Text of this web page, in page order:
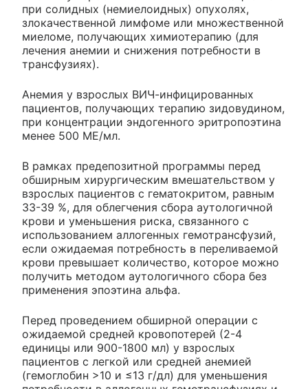
при солидных (немиелоидных) опухолях,
злокачественной лимфоме или множественной
миеломе, получающих химиотерапию (для
лечения анемии и снижения потребности в
трансфузиях).
Анемия у взрослых ВИЧ-инфицированных
пациентов, получающих терапию зидовудином,
при концентрации эндогенного эритропоэтина
менее 500 МЕ/мл.
В рамках предепозитной программы перед
обширным хирургическим вмешательством у
взрослых пациентов с гематокритом, равным
33-39 %, для облегчения сбора аутологичной
крови и уменьшения риска, связанного с
использованием аллогенных гемотрансфузий,
если ожидаемая потребность в переливаемой
крови превышает количество, которое можно
получить методом аутологичного сбора без
применения эпоэтина альфа.
Перед проведением обширной операции с
ожидаемой средней кровопотерей (2-4
единицы или 900-1800 мл) у взрослых
пациентов с легкой или средней анемией
(гемоглобин >10 и ≤13 г/дл) для уменьшения